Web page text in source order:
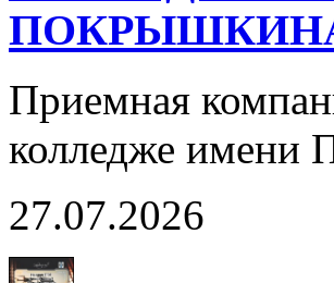
Приемная
колледже имени
27.07.2026